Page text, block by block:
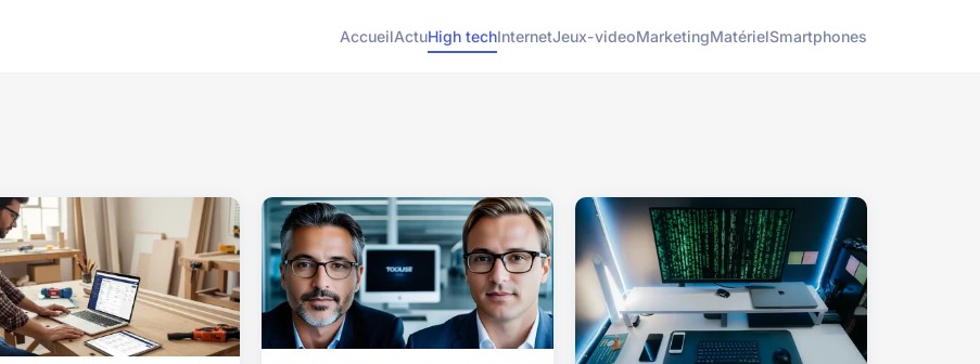
AccueilActuHigh techInternetJeux-videoMarketingMatérielSmartphones